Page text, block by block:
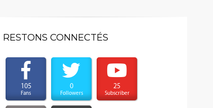
RESTONS CONNECTÉS
105
Fans
0
Followers
25
Subscriber